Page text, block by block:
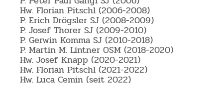
Hw. Florian Pitschl (2006-2008)
P. Erich Drögsler SJ (2008-2009)
P. Josef Thorer SJ (2009-2010)
P. Gerwin Komma SJ (2010-2018)
P. Martin M. Lintner OSM (2018-2020)
Hw. Josef Knapp (2020-2021)
Hw. Florian Pitschl (2021-2022)
Hw. Luca Cemin (seit 2022)